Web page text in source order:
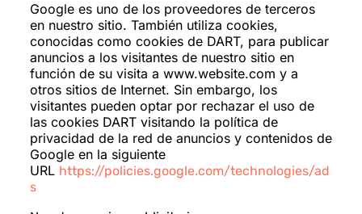
Google es uno de los proveedores de terceros
en nuestro sitio. También utiliza cookies,
conocidas como cookies de DART, para publicar
anuncios a los visitantes de nuestro sitio en
función de su visita a www.website.com y a
otros sitios de Internet. Sin embargo, los
visitantes pueden optar por rechazar el uso de
las cookies DART visitando la política de
privacidad de la red de anuncios y contenidos de
Google en la siguiente
URL https://policies.google.com/technologies/ad
s